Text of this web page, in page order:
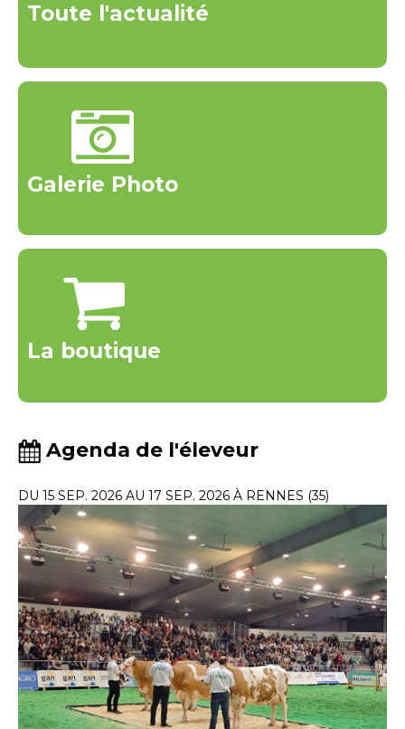
Toute l'actualité
Galerie Photo
La boutique
Agenda de l'éleveur
DU 15 SEP. 2026 AU 17 SEP. 2026 À RENNES (35)